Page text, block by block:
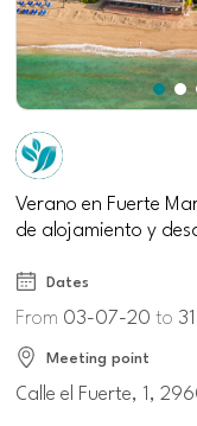
Verano en Fuerte
de alojamiento y
Dates
From 03-07-20to
Meeting point
Calle el Fuerte, 1,